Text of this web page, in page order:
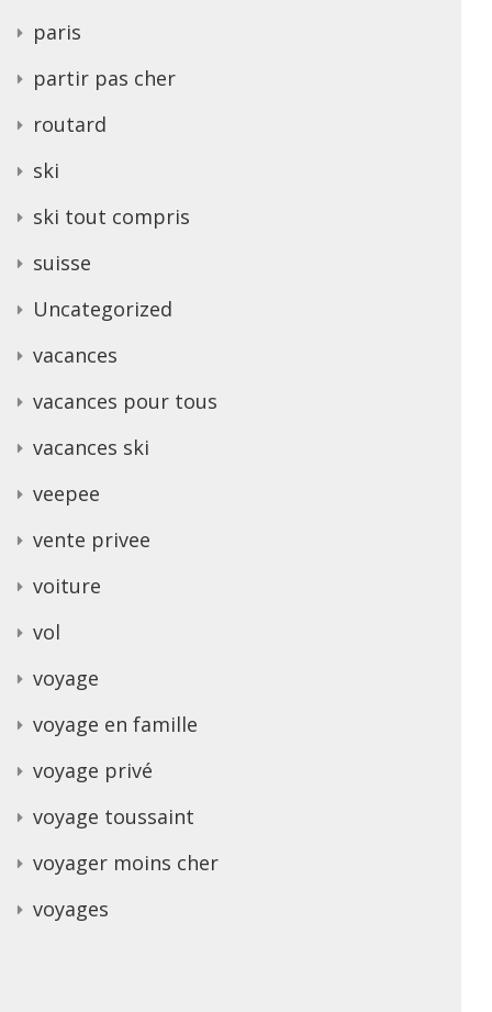
paris
partir pas cher
routard
ski
ski tout compris
suisse
Uncategorized
vacances
vacances pour tous
vacances ski
veepee
vente privee
voiture
vol
voyage
voyage en famille
voyage privé
voyage toussaint
voyager moins cher
voyages